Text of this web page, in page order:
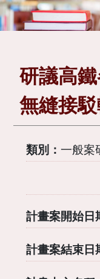
研議高
無縫接
類別： 一般案
計畫案開始日
計畫案結束日